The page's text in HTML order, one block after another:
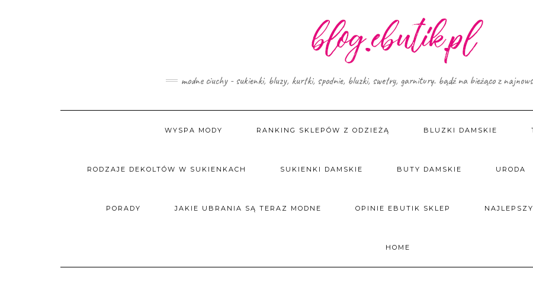
modne ciuchy - sukienki, bluzy, kurtki, spodnie, bluzki, swetry, garnitury. bądź na bieżąco z
WYSPA MODY RANKING SKLEPÓW Z ODZIEŻĄ BLUZKI DAMSKIE
RODZAJE DEKOLTÓW W SUKIENKACH SUKIENKI DAMSKIE BUTY DAMSKIE URODA
PORADY JAKIE UBRANIA SĄ TERAZ MODNE OPINIE EBUTIK SKLEP
HOME